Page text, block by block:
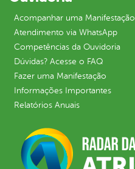
Acompanhar uma Manifestação
Atendimento via WhatsApp
Competências da Ouvidoria
Dúvidas? Acesse o FAQ
Fazer uma Manifestação
Informações Importantes
Relatórios Anuais